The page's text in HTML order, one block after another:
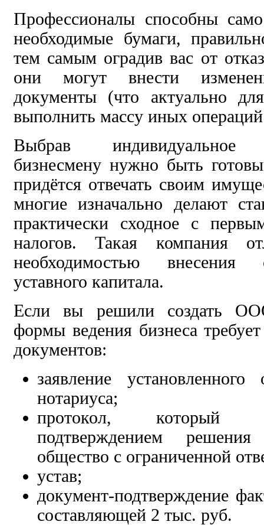
Профессионалы способны
необходимые бумаги,
тем самым оградив вас от
они могут внести
документы (что актуально
выполнить массу иных
Выбрав индивидуальное
бизнесмену нужно быть
придётся отвечать своим
многие изначально делают
практически сходное с
налогов. Такая компания
необходимостью внесения
уставного капитала.
Если вы решили создать
формы ведения бизнеса
документов:
заявление
нотариуса;
протокол, который
подтверждением решения
общество с ограниченной
устав;
документ-подтверждение
составляющей 2 тыс. руб.